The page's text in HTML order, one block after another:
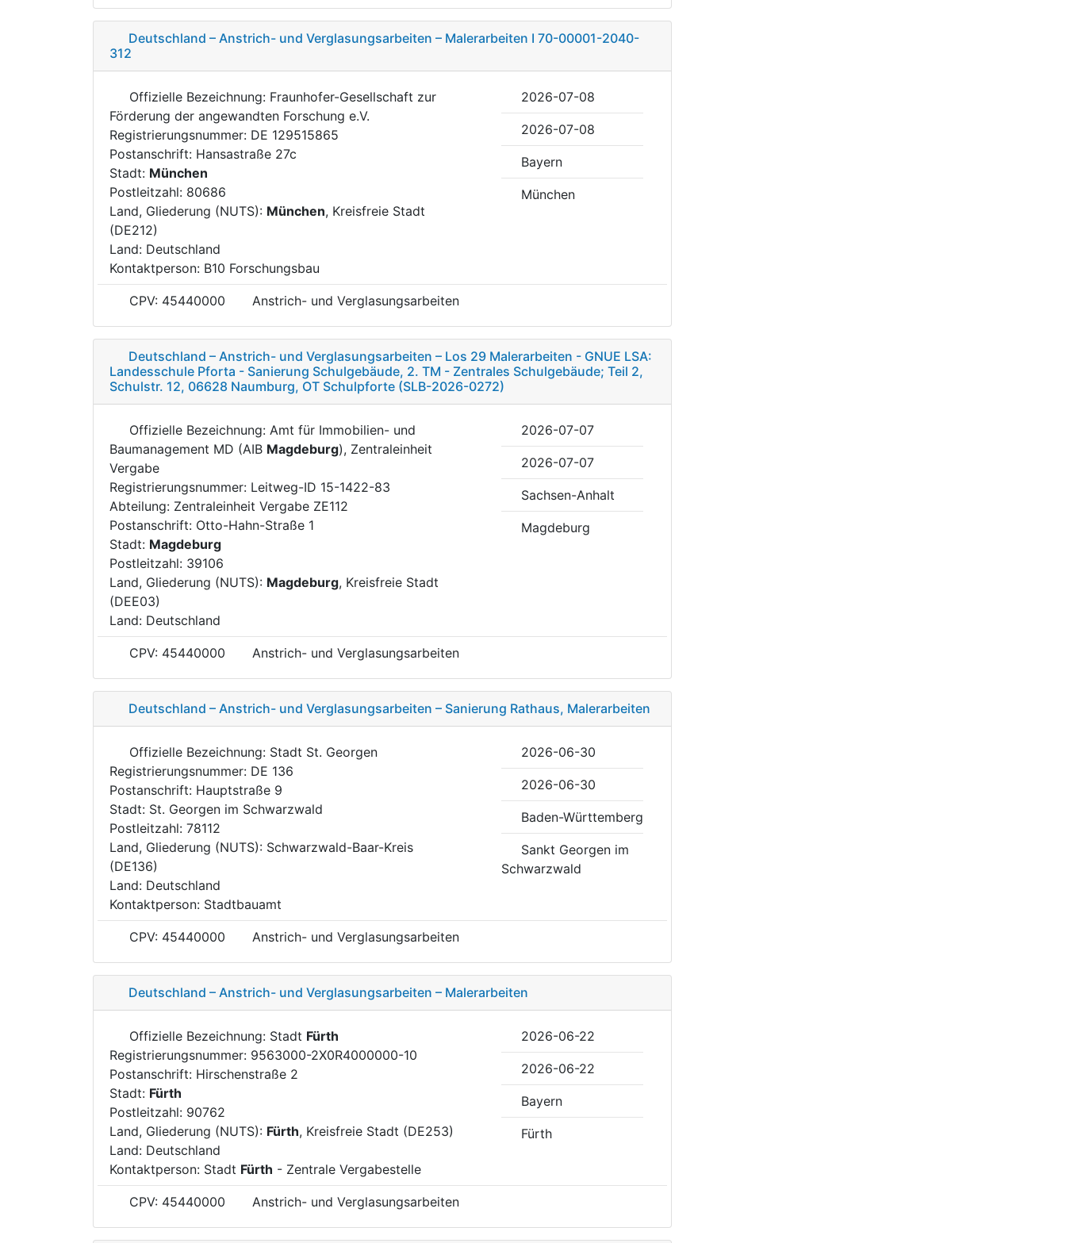
Deutschland – Anstrich- und Verglasungsarbeiten – Malerarbeiten I 70-00001-2040-
312
Offizielle Bezeichnung: Fraunhofer-Gesellschaft zur
Förderung der angewandten Forschung e.V.
Registrierungsnummer: DE 129515865
Postanschrift: Hansastraße 27c
Stadt: München
Postleitzahl: 80686
Land, Gliederung (NUTS): München, Kreisfreie Stadt
(DE212)
Land: Deutschland
Kontaktperson: B10 Forschungsbau
2026-07-08
2026-07-08
Bayern
München
CPV: 45440000 Anstrich- und Verglasungsarbeiten
Deutschland – Anstrich- und Verglasungsarbeiten – Los 29 Malerarbeiten - GNUE LSA:
Landesschule Pforta - Sanierung Schulgebäude, 2. TM - Zentrales Schulgebäude; Teil 2,
Schulstr. 12, 06628 Naumburg, OT Schulpforte (SLB-2026-0272)
Offizielle Bezeichnung: Amt für Immobilien- und
Baumanagement MD (AIB Magdeburg), Zentraleinheit
Vergabe
Registrierungsnummer: Leitweg-ID 15-1422-83
Abteilung: Zentraleinheit Vergabe ZE112
Postanschrift: Otto-Hahn-Straße 1
Stadt: Magdeburg
Postleitzahl: 39106
Land, Gliederung (NUTS): Magdeburg, Kreisfreie Stadt
(DEE03)
Land: Deutschland
2026-07-07
2026-07-07
Sachsen-Anhalt
Magdeburg
CPV: 45440000 Anstrich- und Verglasungsarbeiten
Deutschland – Anstrich- und Verglasungsarbeiten – Sanierung Rathaus, Malerarbeiten
Offizielle Bezeichnung: Stadt St. Georgen
Registrierungsnummer: DE 136
Postanschrift: Hauptstraße 9
Stadt: St. Georgen im Schwarzwald
Postleitzahl: 78112
Land, Gliederung (NUTS): Schwarzwald-Baar-Kreis
(DE136)
Land: Deutschland
Kontaktperson: Stadtbauamt
2026-06-30
2026-06-30
Baden-Württemberg
Sankt Georgen im
Schwarzwald
CPV: 45440000 Anstrich- und Verglasungsarbeiten
Deutschland – Anstrich- und Verglasungsarbeiten – Malerarbeiten
Offizielle Bezeichnung: Stadt Fürth
Registrierungsnummer: 9563000-2X0R4000000-10
Postanschrift: Hirschenstraße 2
Stadt: Fürth
Postleitzahl: 90762
Land, Gliederung (NUTS): Fürth, Kreisfreie Stadt (DE253)
Land: Deutschland
Kontaktperson: Stadt Fürth - Zentrale Vergabestelle
2026-06-22
2026-06-22
Bayern
Fürth
CPV: 45440000 Anstrich- und Verglasungsarbeiten